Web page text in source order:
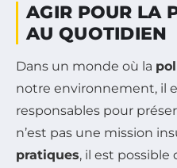
AGIR POUR LA
AU QUOTIDIEN
Dans un monde où la
notre environnement, il
responsables pour
n’est pas une mission
pratiques, il est